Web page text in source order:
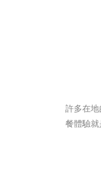
許多在
餐體驗就